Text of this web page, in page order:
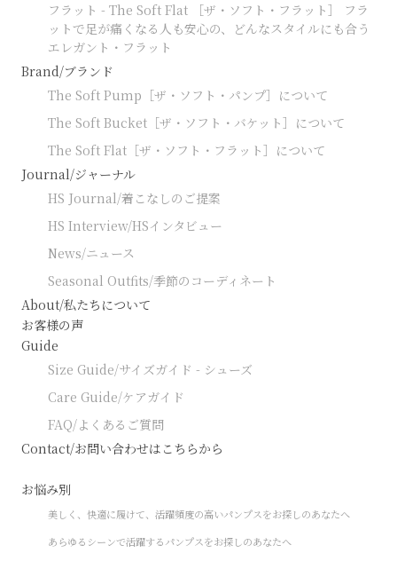
フラット - The Soft Flat ［ザ・ソフト・フラット］ フラ
ットで足が痛くなる人も安心の、どんなスタイルにも合う
エレガント・フラット
Brand/ブランド
The Soft Pump［ザ・ソフト・パンプ］について
The Soft Bucket［ザ・ソフト・バケット］について
The Soft Flat［ザ・ソフト・フラット］について
Journal/ジャーナル
HS Journal/着こなしのご提案
HS Interview/HSインタビュー
News/ニュース
Seasonal Outfits/季節のコーディネート
About/私たちについて
お客様の声
Guide
Size Guide/サイズガイド - シューズ
Care Guide/ケアガイド
FAQ/よくあるご質問
Contact/お問い合わせはこちらから
お悩み別
美しく、快適に履けて、活躍頻度の高いパンプスをお探しのあなたへ
あらゆるシーンで活躍するパンプスをお探しのあなたへ